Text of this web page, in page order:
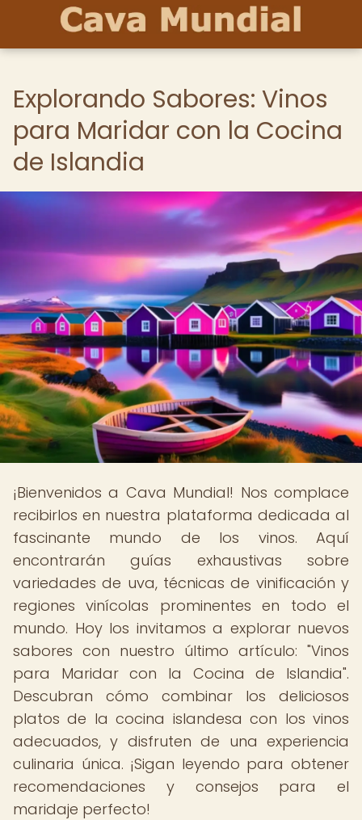
Explorando Sabores: Vinos
para Maridar con la Cocina
de Islandia
¡Bienvenidos a Cava Mundial! Nos complace
recibirlos en nuestra plataforma dedicada al
fascinante mundo de los vinos. Aquí
encontrarán guías exhaustivas sobre
variedades de uva, técnicas de vinificación y
regiones vinícolas prominentes en todo el
mundo. Hoy los invitamos a explorar nuevos
sabores con nuestro último artículo: "Vinos
para Maridar con la Cocina de Islandia".
Descubran cómo combinar los deliciosos
platos de la cocina islandesa con los vinos
adecuados, y disfruten de una experiencia
culinaria única. ¡Sigan leyendo para obtener
recomendaciones y consejos para el
maridaje perfecto!